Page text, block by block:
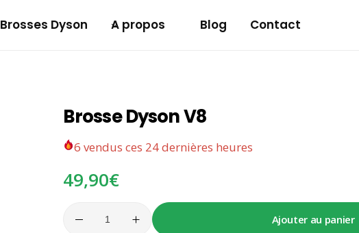
Brosses Dyson A propos Blog Contact
Brosse Dyson V8
6 vendus ces 24 dernières heures
49,90€
Ajouter au panier